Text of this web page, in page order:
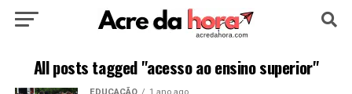
HOME POLÍTICA ESPORTE
All posts tagged "acesso ao ensino superior"